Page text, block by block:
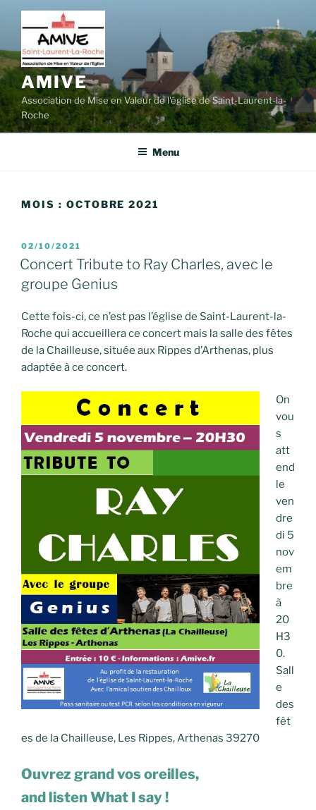
Aller
contenu
principal
AMIVE
Association de Mise en Valeur de l'église de Saint-Laurent-la-
Roche
Menu
MOIS : OCTOBRE 2021
PUBLIÉ
LE
02/10/2021
Concert Tribute to Ray Charles, avec le
groupe Genius
Cette fois-ci, ce n’est pas l’église de Saint-Laurent-la-
Roche qui accueillera ce concert mais la salle des fêtes
de la Chailleuse, située aux Rippes d’Arthenas, plus
adaptée à ce concert.
On
vou
s
att
end
le
ven
dre
di 5
nov
em
bre
à
20
H3
0.
Sall
e
des
fêt
es de la Chailleuse, Les Rippes, Arthenas 39270
Ouvrez grand vos oreilles,
and listen What I say !